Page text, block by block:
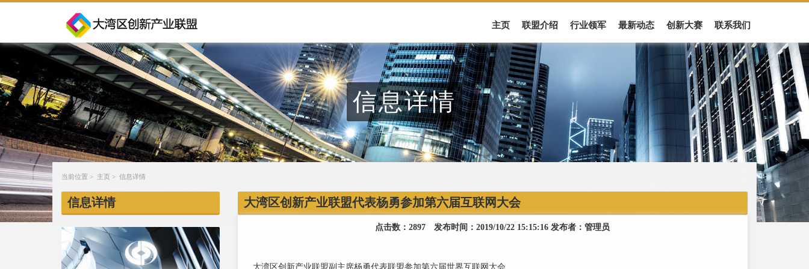
主页 联盟介绍 行业领军 最新动态 创新大赛 联系我们
信息详情
当前位置 > 主页 > 信息详情
信息详情 大湾区创新产业联盟代表杨勇参加第六届互联网大会
点击数：2897 发布时间：2019/10/22 15:15:16 发布者：管理员
大湾区创新产业联盟副主席杨勇代表联盟参加第六届世界互联网大会